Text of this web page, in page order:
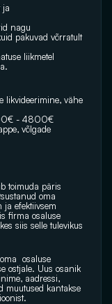
ja
pakuvad võrratult
liikmetel
vähe
- 4800€
võlgade
toimuda päris
oma
ja efektiivsem
firma osaluse
siis selle tulevikus
ostjale. Uus osanik
aadressi,
muutused kantakse